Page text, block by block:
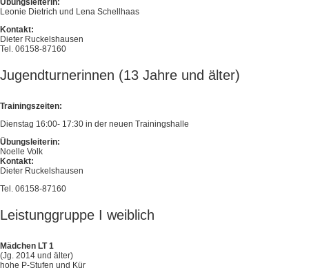
Übungsleiterin:
Leonie Dietrich und Lena Schellhaas
Kontakt:
Dieter Ruckelshausen
Tel. 06158-87160
Jugendturnerinnen (13 Jahre und älter)
Trainingszeiten:
Dienstag 16:00- 17:30 in der neuen Trainingshalle
Übungsleiterin:
Noelle Volk
Kontakt:
Dieter Ruckelshausen
Tel. 06158-87160
Leistunggruppe I weiblich
Mädchen LT 1
(Jg. 2014 und älter)
hohe P-Stufen und Kür